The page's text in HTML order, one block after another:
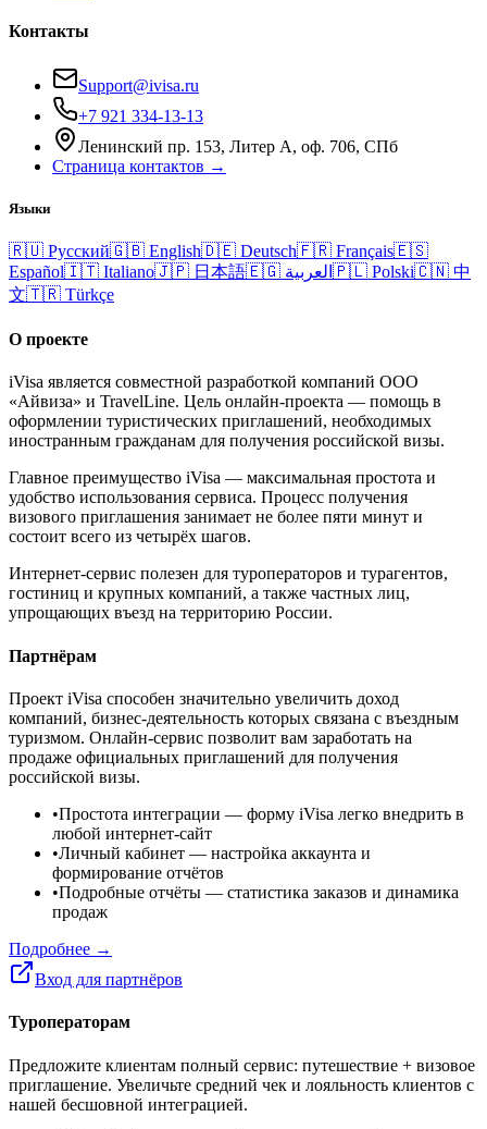
Контакты
Support@ivisa.ru
+7 921 334-13-13
Ленинский пр. 153, Литер А, оф. 706, СПб
Страница контактов →
Языки
🇷🇺 Русский🇬🇧 English🇩🇪 Deutsch🇫🇷 Français🇪🇸
Español🇮🇹 Italiano🇯🇵 日本語🇪🇬 العربية 🇵🇱 Polski🇨🇳 中
文🇹🇷 Türkçe
О проекте
iVisa является совместной разработкой компаний ООО
«Айвиза» и TravelLine. Цель онлайн-проекта — помощь в
оформлении туристических приглашений, необходимых
иностранным гражданам для получения российской визы.
Главное преимущество iVisa — максимальная простота и
удобство использования сервиса. Процесс получения
визового приглашения занимает не более пяти минут и
состоит всего из четырёх шагов.
Интернет-сервис полезен для туроператоров и турагентов,
гостиниц и крупных компаний, а также частных лиц,
упрощающих въезд на территорию России.
Партнёрам
Проект iVisa способен значительно увеличить доход
компаний, бизнес-деятельность которых связана с въездным
туризмом. Онлайн-сервис позволит вам заработать на
продаже официальных приглашений для получения
российской визы.
•Простота интеграции — форму iVisa легко внедрить в
любой интернет-сайт
•Личный кабинет — настройка аккаунта и
формирование отчётов
•Подробные отчёты — статистика заказов и динамика
продаж
Подробнее →
Вход для партнёров
Туроператорам
Предложите клиентам полный сервис: путешествие + визовое
приглашение. Увеличьте средний чек и лояльность клиентов с
нашей бесшовной интеграцией.